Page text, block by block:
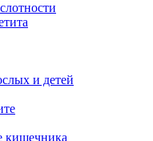
и детей
кишечника